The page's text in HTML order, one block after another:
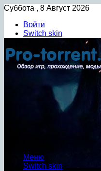
Суббота , 8 Август 2026
Войти
Switch skin
Меню
Switch skin